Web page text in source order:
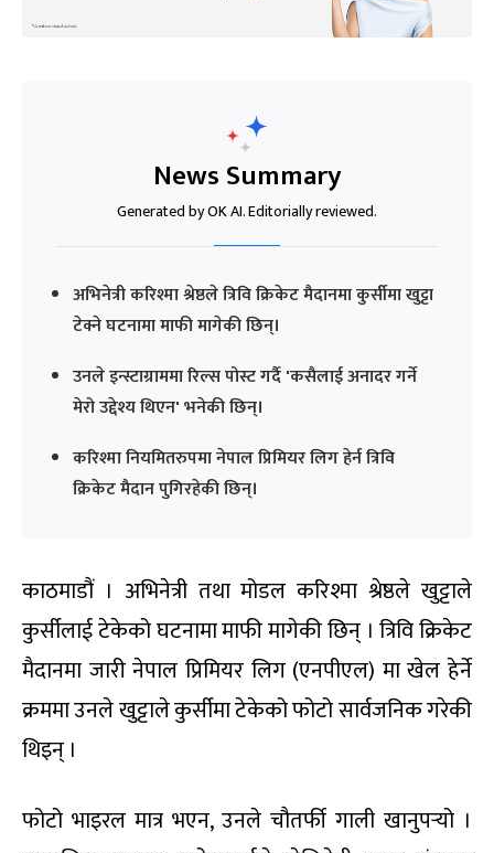
News Summary
Generated by OK AI. Editorially reviewed.
अभिनेत्री करिश्मा श्रेष्ठले त्रिवि क्रिकेट मैदानमा कुर्सीमा खुट्टा
टेक्ने घटनामा माफी मागेकी छिन्।
उनले इन्स्टाग्राममा रिल्स पोस्ट गर्दै 'कसैलाई अनादर गर्ने
मेरो उद्देश्य थिएन' भनेकी छिन्।
करिश्मा नियमितरुपमा नेपाल प्रिमियर लिग हेर्न त्रिवि
क्रिकेट मैदान पुगिरहेकी छिन्।
काठमाडौं । अभिनेत्री तथा मोडल करिश्मा श्रेष्ठले खुट्टाले
कुर्सीलाई टेकेको घटनामा माफी मागेकी छिन् । त्रिवि क्रिकेट
मैदानमा जारी नेपाल प्रिमियर लिग (एनपीएल) मा खेल हेर्ने
क्रममा उनले खुट्टाले कुर्सीमा टेकेको फोटो सार्वजनिक गरेकी
थिइन् ।
फोटो भाइरल मात्र भएन, उनले चौतर्फी गाली खानुपर्‍यो ।